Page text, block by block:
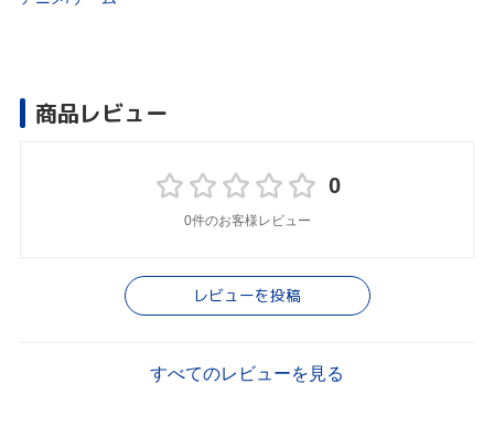
商品レビュー
0
0件のお客様レビュー
レビューを投稿
すべてのレビューを見る